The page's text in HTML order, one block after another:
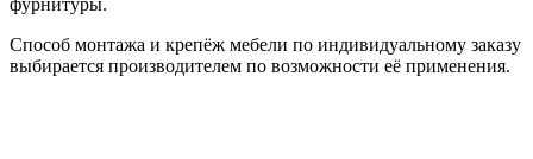
Способ монтажа и крепёж мебели по индивидуальному заказу
выбирается производителем по возможности её применения.